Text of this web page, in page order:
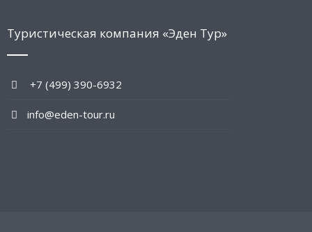
Туристическая компания «Эден Тур»
+7 (499) 390-6932
info@eden-tour.ru